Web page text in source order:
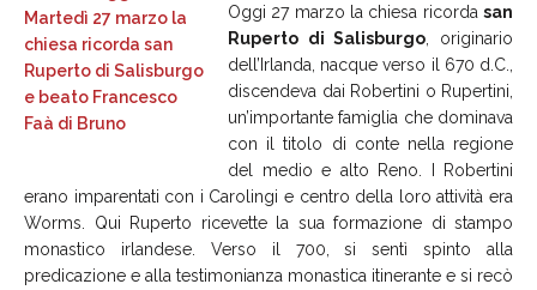
Oggi 27 marzo la chiesa ricorda san
Ruperto di Salisburgo , originario
dell’Irlanda, nacque verso il 670 d.C.,
discendeva dai Robertini o Rupertini,
un’importante famiglia che dominava
con il titolo di conte nella regione
del medio e alto Reno. I Robertini
erano imparentati con i Carolingi e centro della loro attività era
Worms. Qui Ruperto ricevette la sua formazione di stampo
monastico irlandese. Verso il 700, si sentì spinto alla
predicazione e alla testimonianza monastica itinerante e si recò